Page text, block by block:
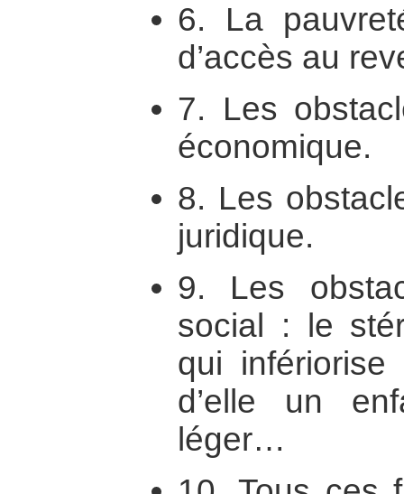
6. La
d’accès au
7. Les
économique.
8. Les
juridique.
9. Les
social : le
qui
d’elle un
léger…